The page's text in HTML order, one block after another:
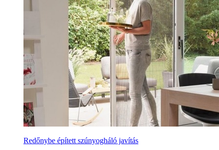
Redőnybe épített szúnyogháló javítás